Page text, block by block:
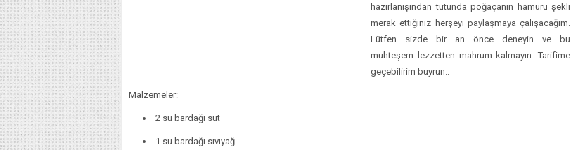
hazırlanışından tutunda poğaçanın hamuru şekli
merak ettiğiniz herşeyi paylaşmaya çalışacağım.
Lütfen sizde bir an önce deneyin ve bu
muhteşem lezzetten mahrum kalmayın. Tarifime
geçebilirim buyrun..
Malzemeler:
2 su bardağı süt
1 su bardağı sıvıyağ